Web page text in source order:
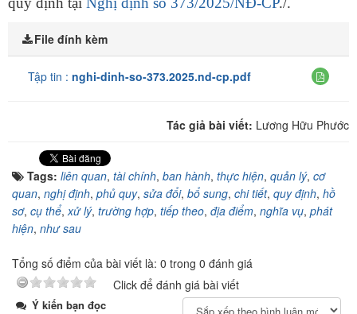
File đính kèm
Tập tin : nghi-dinh-so-373.2025.nd-cp.pdf
Tác giả bài viết: Lương Hữu Phước
Tags: liên quan, tài chính, ban hành, thực hiện, quản lý, cơ
quan, nghị định, phủ quy, sửa đổi, bổ sung, chi tiết, quy định, hồ
sơ, cụ thể,xử lý, trường hợp, tiếp theo, địa điểm, nghĩa vụ, phát
hiện, như sau
Tổng số điểm của bài viết là: 0 trong 0 đánh giá
Click để đánh giá bài viết
Ý kiến bạn đọc